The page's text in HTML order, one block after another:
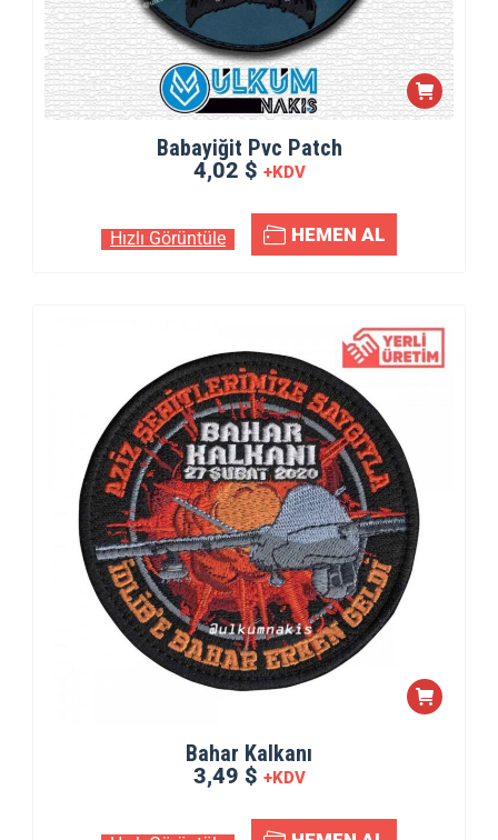
Babayiğit Pvc Patch
4,02 $ +KDV
Hızlı Görüntüle HEMEN AL
Bahar Kalkanı
3,49 $ +KDV